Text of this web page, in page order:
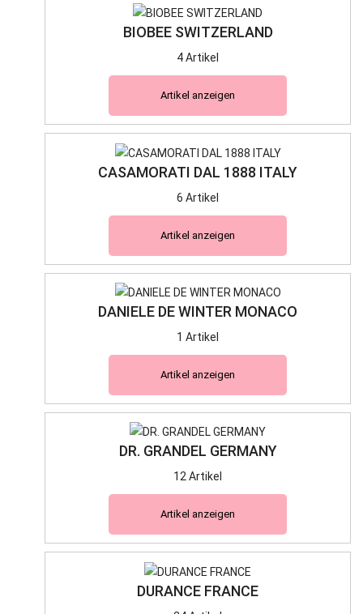
BIOBEE SWITZERLAND
4 Artikel
Artikel anzeigen
CASAMORATI DAL 1888 ITALY
6 Artikel
Artikel anzeigen
DANIELE DE WINTER MONACO
1 Artikel
Artikel anzeigen
DR. GRANDEL GERMANY
12 Artikel
Artikel anzeigen
DURANCE FRANCE